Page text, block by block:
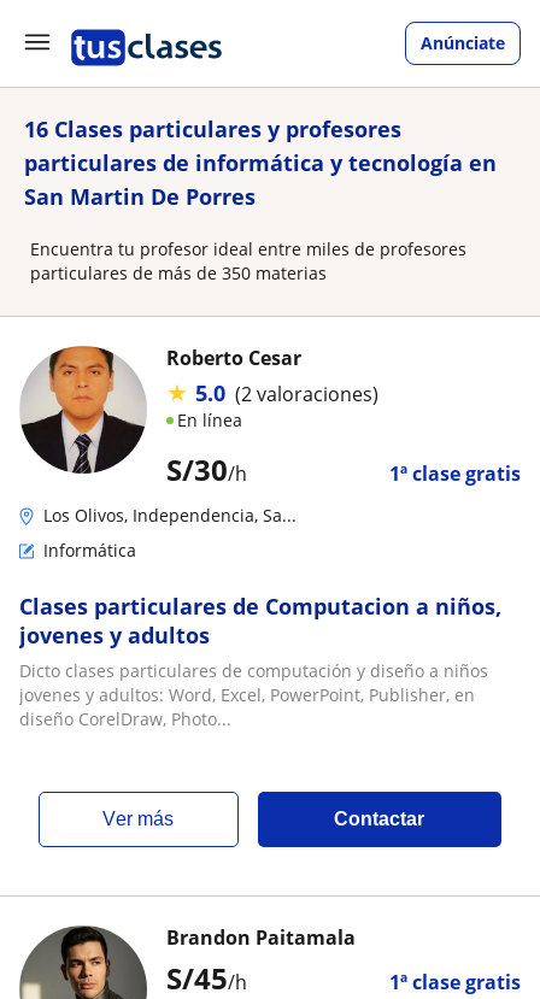
Anúnciate
16 Clases particulares y profesores
particulares de informática y tecnología en
San Martin De Porres
Encuentra tu profesor ideal entre miles de profesores
particulares de más de 350 materias
S/30/h 1ª clase gratis
Roberto Cesar
★ 5.0 (2 valoraciones)
En línea
Los Olivos, Independencia, Sa...
Informática
Clases particulares de Computacion a niños,
jovenes y adultos
Dicto clases particulares de computación y diseño a niños
jovenes y adultos: Word, Excel, PowerPoint, Publisher, en
diseño CorelDraw, Photo...
ver más Contactar
S/45/h 1ª clase gratis
Brandon Paitamala